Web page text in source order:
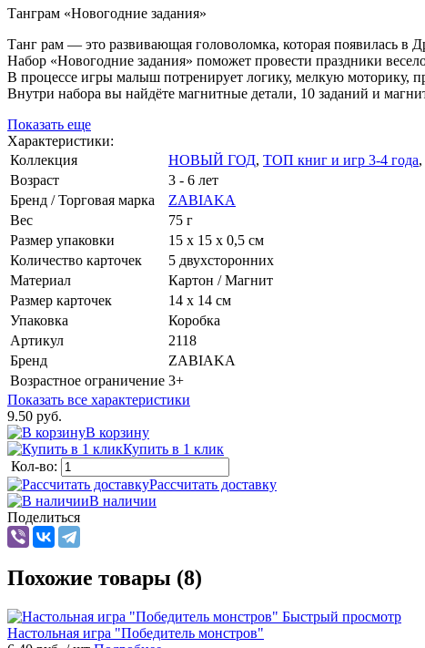
Танграм «Новогодние задания»
Танг рам — это развивающая головоломка, которая появилась в
Набор «Новогодние задания» поможет провести праздники
В процессе игры малыш потренирует логику, мелкую моторику,
Внутри набора вы найдёте магнитные детали, 10 заданий и
Показать еще
Характеристики:
Коллекция
НОВЫЙ ГОД, ТОП книг и игр 3-4 года,
Возраст
3 - 6 лет
Бренд / Торговая марка
ZABIAKA
Вес
75 г
Размер упаковки
15 х 15 х 0,5 см
Количество карточек
5 двухсторонних
Материал
Картон / Магнит
Размер карточек
14 х 14 см
Упаковка
Коробка
Артикул
2118
Бренд
ZABIAKA
Возрастное ограничение 3+
Показать все характеристики
9.50 руб.
В корзину
Купить в 1 клик
Кол-во:
Рассчитать доставку
В наличии
Поделиться
Похожие товары (8)
Быстрый просмотр
Настольная игра "Победитель монстров"